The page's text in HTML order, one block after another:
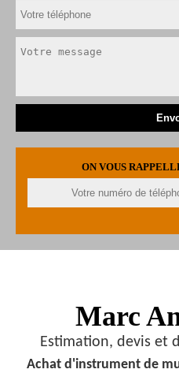
ON VOUS
Marc
Estimation, devis et
Achat d'instrument de